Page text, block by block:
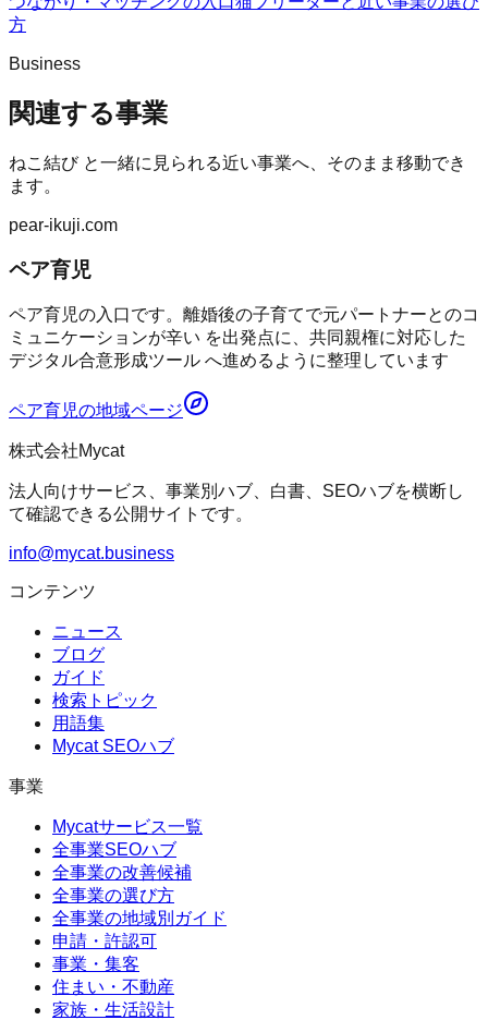
方
Business
関連する事業
ねこ結びと一緒に見られる近い事業へ、そのまま移動でき
ます。
pear-ikuji.com
ペア育児
ペア育児の入口です。離婚後の子育てで元パートナーとのコ
ミュニケーションが辛い を出発点に、共同親権に対応した
デジタル合意形成ツール へ進めるように整理しています
ペア育児の地域ページ
株式会社Mycat
法人向けサービス、事業別ハブ、白書、SEOハブを横断し
て確認できる公開サイトです。
info@mycat.business
コンテンツ
ニュース
ブログ
ガイド
検索トピック
用語集
Mycat SEOハブ
事業
Mycatサービス一覧
全事業SEOハブ
全事業の改善候補
全事業の選び方
全事業の地域別ガイド
申請・許認可
事業・集客
住まい・不動産
家族・生活設計